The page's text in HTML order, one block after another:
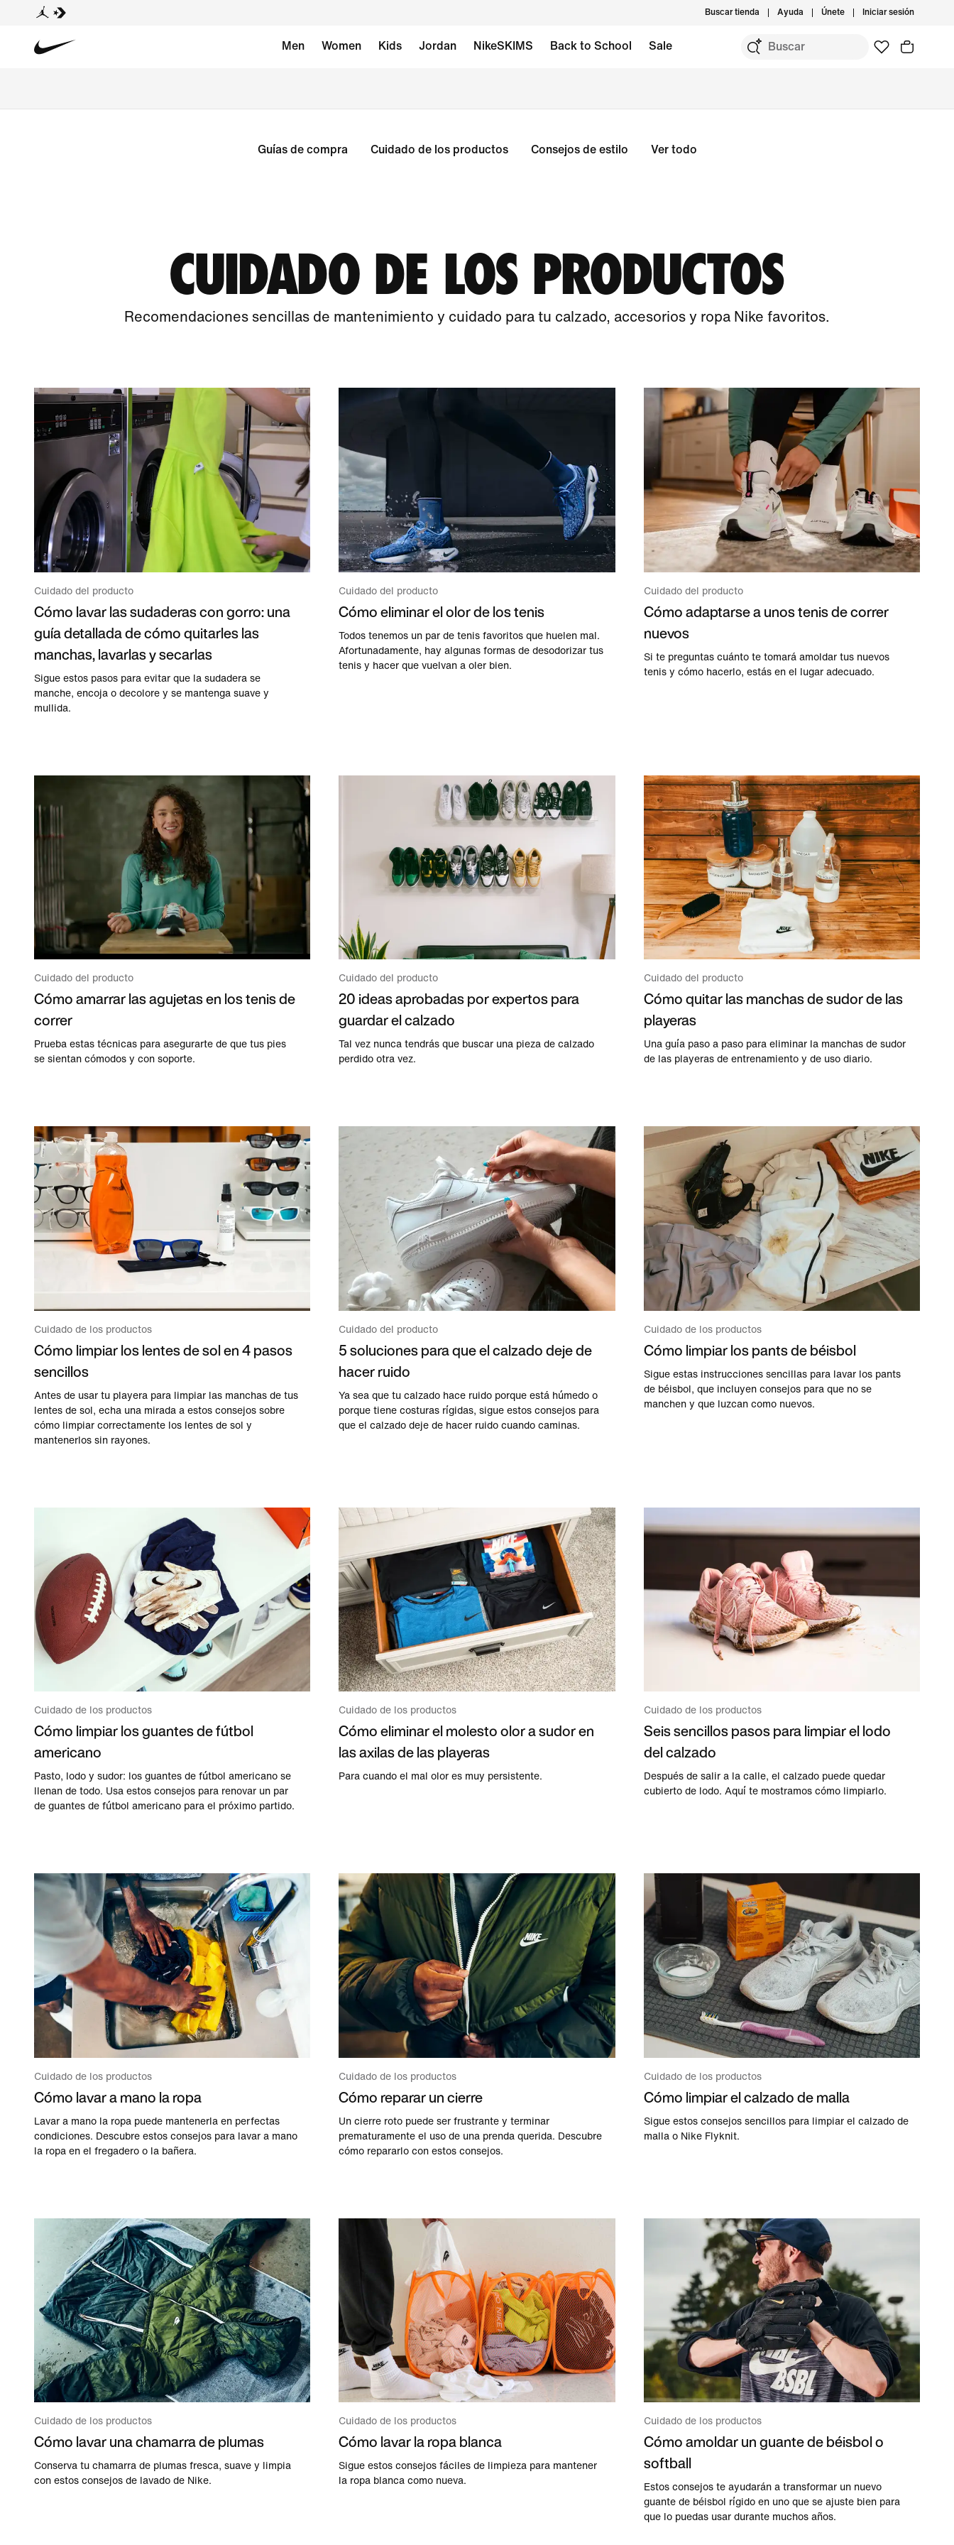
Buscar tienda Ayuda Únete Iniciar sesión
Men Women Kids Jordan NikeSKIMS Back to School Sale
Guías de compra Cuidado de los productos Consejos de estilo Ver todo
CUIDADO DE LOS PRODUCTOS
Recomendaciones sencillas de mantenimiento y cuidado para tu calzado, accesorios y ropa Nike favoritos.
Cuidado del producto
Cómo lavar las sudaderas con gorro: una
guía detallada de cómo quitarles las
manchas, lavarlas y secarlas
Sigue estos pasos para evitar que la sudadera se
manche, encoja o decolore y se mantenga suave y
mullida.
Cuidado del producto
Cómo eliminar el olor de los tenis
Todos tenemos un par de tenis favoritos que huelen mal.
Afortunadamente, hay algunas formas de desodorizar tus
tenis y hacer que vuelvan a oler bien.
Cuidado del producto
Cómo adaptarse a unos tenis de correr
nuevos
Si te preguntas cuánto te tomará amoldar tus nuevos
tenis y cómo hacerlo, estás en el lugar adecuado.
Cuidado del producto
Cómo amarrar las agujetas en los tenis de
correr
Prueba estas técnicas para asegurarte de que tus pies
se sientan cómodos y con soporte.
Cuidado del producto
20 ideas aprobadas por expertos para
guardar el calzado
Tal vez nunca tendrás que buscar una pieza de calzado
perdido otra vez.
Cuidado del producto
Cómo quitar las manchas de sudor de las
playeras
Una guía paso a paso para eliminar la manchas de sudor
de las playeras de entrenamiento y de uso diario.
Cuidado de los productos
Cómo limpiar los lentes de sol en 4 pasos
sencillos
Antes de usar tu playera para limpiar las manchas de tus
lentes de sol, echa una mirada a estos consejos sobre
cómo limpiar correctamente los lentes de sol y
mantenerlos sin rayones.
Cuidado del producto
5 soluciones para que el calzado deje de
hacer ruido
Ya sea que tu calzado hace ruido porque está húmedo o
porque tiene costuras rígidas, sigue estos consejos para
que el calzado deje de hacer ruido cuando caminas.
Cuidado de los productos
Cómo limpiar los pants de béisbol
Sigue estas instrucciones sencillas para lavar los pants
de béisbol, que incluyen consejos para que no se
manchen y que luzcan como nuevos.
Cuidado de los productos
Cómo limpiar los guantes de fútbol
americano
Pasto, lodo y sudor: los guantes de fútbol americano se
llenan de todo. Usa estos consejos para renovar un par
de guantes de fútbol americano para el próximo partido.
Cuidado de los productos
Cómo eliminar el molesto olor a sudor en
las axilas de las playeras
Para cuando el mal olor es muy persistente.
Cuidado de los productos
Seis sencillos pasos para limpiar el lodo
del calzado
Después de salir a la calle, el calzado puede quedar
cubierto de lodo. Aquí te mostramos cómo limpiarlo.
Cuidado de los productos
Cómo lavar a mano la ropa
Lavar a mano la ropa puede mantenerla en perfectas
condiciones. Descubre estos consejos para lavar a mano
la ropa en el fregadero o la bañera.
Cuidado de los productos
Cómo reparar un cierre
Un cierre roto puede ser frustrante y terminar
prematuramente el uso de una prenda querida. Descubre
cómo repararlo con estos consejos.
Cuidado de los productos
Cómo limpiar el calzado de malla
Sigue estos consejos sencillos para limpiar el calzado de
malla o Nike Flyknit.
Cuidado de los productos
Cómo lavar una chamarra de plumas
Conserva tu chamarra de plumas fresca, suave y limpia
con estos consejos de lavado de Nike.
Cuidado de los productos
Cómo lavar la ropa blanca
Sigue estos consejos fáciles de limpieza para mantener
la ropa blanca como nueva.
Cuidado de los productos
Cómo amoldar un guante de béisbol o
softball
Estos consejos te ayudarán a transformar un nuevo
guante de béisbol rígido en uno que se ajuste bien para
que lo puedas usar durante muchos años.